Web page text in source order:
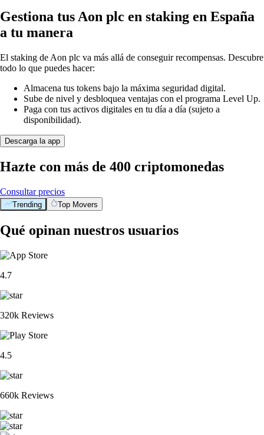
Gestiona tus Aon plc en staking en España
a tu manera
El staking de Aon plc va más allá de conseguir recompensas. Descubre
todo lo que puedes hacer:
Almacena tus tokens bajo la máxima seguridad digital.
Sube de nivel y desbloquea ventajas con el programa Level Up.
Paga con tus activos digitales en tu día a día (sujeto a
disponibilidad).
Descarga la app
Hazte con más de 400 criptomonedas
Consultar precios
Trending Top Movers
Qué opinan nuestros usuarios
4.7
320k Reviews
4.5
660k Reviews